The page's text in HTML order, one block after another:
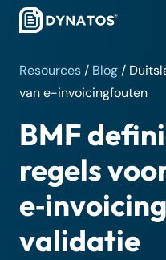
Resources / Blog /
van e-invoicingfouten
BMF
regels
validatie